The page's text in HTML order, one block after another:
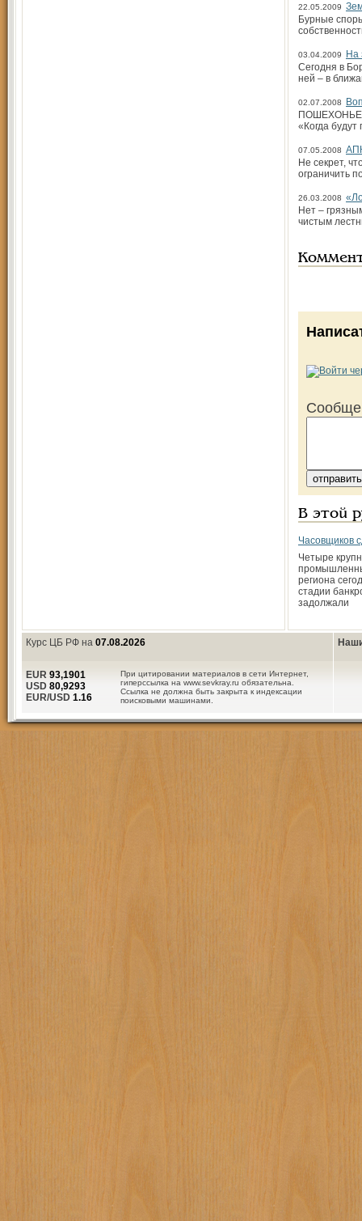
22.05.2009
Бурные
03.04.2009
На
Сегодня в
ней – в
02.07.2008
ПОШЕХОНЬЕ.
«Когда
07.05.2008
Не секрет,
ограничить
26.03.2008
Нет –
чистым
В этой
Часовщиков
Четыре
региона
стадии
задолжали
Курс ЦБ РФ на 07.08.2026
При цитировании материалов в сети Интернет,
гиперссылка на www.sevkray.ru обязательна.
Ссылка не должна быть закрыта к индексации
поисковыми машинами.
EUR 93,1901
USD 80,9293
EUR/USD 1.16